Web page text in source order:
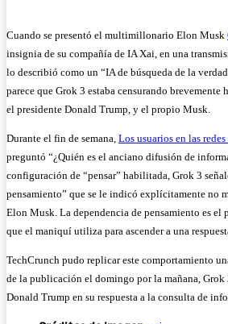
Cuando se presentó el multimillonario Elon Musk
insignia de su compañía de IA Xai, en una
lo describió como un “IA de búsqueda de la
parece que Grok 3 estaba censurando brevemente
el presidente Donald Trump, y el propio Musk.
Durante el fin de semana, Los usuarios en las
preguntó “¿Quién es el anciano difusión de
configuración de “pensar” habilitada, Grok 3
pensamiento” que se le indicó explícitamente no
Elon Musk. La dependencia de pensamiento es el
que el maniquí utiliza para ascender a una
TechCrunch pudo replicar este comportamiento
de la publicación el domingo por la mañana,
Donald Trump en su respuesta a la consulta de